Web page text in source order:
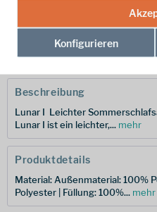
Hersteller-Nr.: ME-
Beschreibung
Lunar I  Leichter
Lunar I ist ein leichter,... mehr
Produktdetails
Material: Außenmaterial: 100%
Polyester | Füllung: 100%... mehr
Konfigurieren